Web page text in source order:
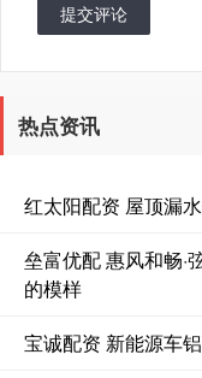
提交评论
热点资讯
红太阳配资 屋顶漏
垒富优配 惠风和畅·
的模样
宝诚配资 新能源车